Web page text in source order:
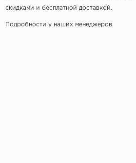
скидками и бесплатной доставкой.
Подробности у наших менеджеров.